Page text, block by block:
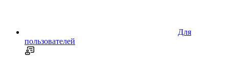
Для
пользователей